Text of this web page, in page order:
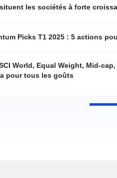
les sociétés à forte
Picks T1 2025 : 5 actions
World, Equal Weight, Mid-
pour tous les goûts